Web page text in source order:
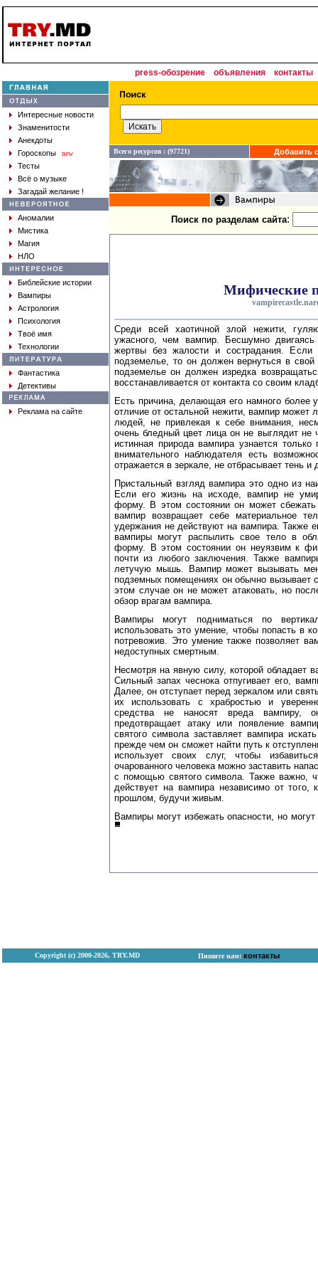
press-обозрение объявления контакты
Интересные новости
Знаменитости
Анекдоты
Гороскопы
new
Тесты
Всё о музыке
Загадай желание !
Аномалии
Мистика
Магия
НЛО
Библейские истории
Вампиры
Астрология
Психология
Твоё имя
Технологии
Фантастика
Детективы
Реклама на сайте
Всего ресурсов : (97721) Добавить
Поиск по разделам сайта:
Мифические
Среди всей хаотичной злой нежити,
ужасного, чем вампир. Бесшумно
жертвы без жалости и сострадания. Если
подземелье, то он должен вернуться в
подземелье он должен изредка
восстанавливается от контакта со своим
Есть причина, делающая его намного
отличие от остальной нежити, вампир может
людей, не привлекая к себе внимания,
очень бледный цвет лица он не выглядит не
истинная природа вампира узнается
внимательного наблюдателя есть
отражается в зеркале, не отбрасывает тень
Пристальный взгляд вампира это одно из
Если его жизнь на исходе, вампир не
форму. В этом состоянии он может
вампир возвращает себе материальное
удержания не действуют на вампира. Также
вампиры могут распылить свое тело в
форму. В этом состоянии он неуязвим к
почти из любого заключения. Также
летучую мышь. Вампир может вызывать
подземных помещениях он обычно
этом случае он не может атаковать, но
обзор врагам вампира.
Вампиры могут подниматься по
использовать это умение, чтобы попасть в
потревожив. Это умение также позволяет
недоступных смертным.
Несмотря на явную силу, которой обладает
Сильный запах чеснока отпугивает его,
Далее, он отступает перед зеркалом или
их использовать с храбростью и
средства не наносят вреда вампиру,
предотвращает атаку или появление
святого символа заставляет вампира
прежде чем он сможет найти путь к
использует своих слуг, чтобы
очарованного человека можно заставить
с помощью святого символа. Также важно,
действует на вампира независимо от того,
прошлом, будучи живым.
Вампиры могут избежать опасности, но
Copyright (с) 2000-2026, TRY.MD Пишите нам: контакты